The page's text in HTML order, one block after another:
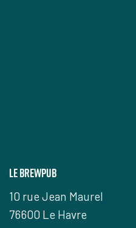
Le Brewpub
10 rue Jean Maurel
76600 Le Havre